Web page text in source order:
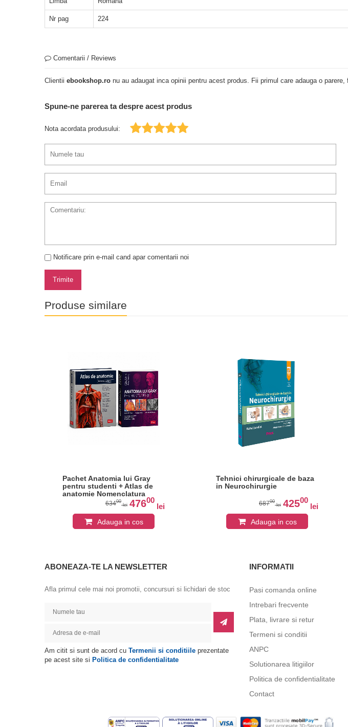
Nr pag 224
Comentarii / Reviews
Clientii ebookshop.ro nu au adaugat inca opinii pentru acest produs. Fii primul care adauga o parere,
Spune-ne parerea ta despre acest produs
Nota acordata produsului:
Notificare prin e-mail cand apar comentarii noi
Trimite
Produse similare
Pachet Anatomia lui Gray
pentru studenti + Atlas de
anatomie Nomenclatura
63400
lei 47600
lei
Adauga in cos
Tehnici chirurgicale de baza
in Neurochirurgie
68700
lei 42500
lei
Adauga in cos
ABONEAZA-TE LA NEWSLETTER
Afla primul cele mai noi promotii, concursuri si lichidari de stoc
Am citit si sunt de acord cu Termenii si conditiile prezentate
pe acest site si Politica de confidentialitate
INFORMATII
Pasi comanda online
Intrebari frecvente
Plata, livrare si retur
Termeni si conditii
ANPC
Solutionarea litigiilor
Politica de confidentialitate
Contact